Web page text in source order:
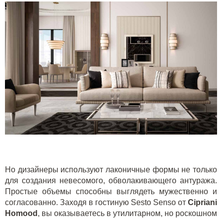
Но дизайнеры используют лаконичные формы не только
для создания невесомого, обволакивающего антуража.
Простые объемы способны выглядеть мужественно и
согласованно. Заходя в гостиную Sesto Senso от Cipriani
Homood , вы оказываетесь в утилитарном, но роскошном